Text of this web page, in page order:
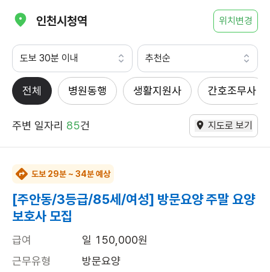
인천시청역 위치변경
도보 30분 이내 추천순
전체 병원동행 생활지원사 간호조무사
주변 일자리 85건 지도로 보기
도보 29분 ~ 34분 예상
[주안동/3등급/85세/여성] 방문요양 주말 요양
보호사 모집
급여
일 150,000원
근무유형
방문요양